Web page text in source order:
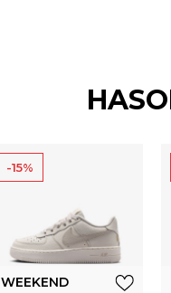
-15%
WEEKEND